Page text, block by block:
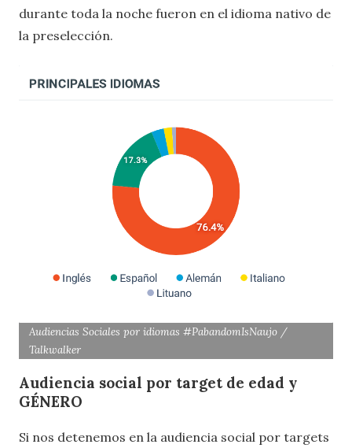
durante toda la noche fueron en el idioma nativo de
la preselección.
Audiencias Sociales por idiomas #PabandomIsNaujo /
Talkwalker
Audiencia social por target de edad y
GÉNERO
Si nos detenemos en la audiencia social por targets